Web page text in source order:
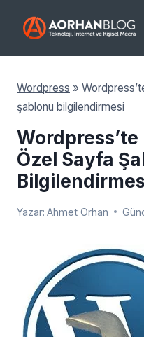
Wordpress »
şablonu bilgilendirmesi
Özel Sayfa
Yazar: Ahmet Orhan